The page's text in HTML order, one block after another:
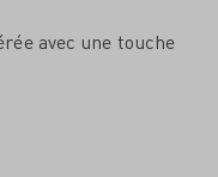
avec une touche